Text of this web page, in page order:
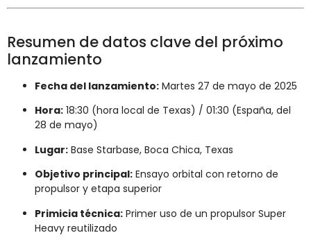
Resumen de datos clave del próximo
lanzamiento
Fecha del lanzamiento: Martes 27 de mayo de 2025
Hora: 18:30 (hora local de Texas) / 01:30 (España, del
28 de mayo)
Lugar: Base Starbase, Boca Chica, Texas
Objetivo principal: Ensayo orbital con retorno de
propulsor y etapa superior
Primicia técnica: Primer uso de un propulsor Super
Heavy reutilizado